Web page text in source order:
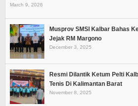
March 9, 2026
Musprov SMSI Kalbar Bahas
Jejak RM Margono
December 3, 2025
Resmi Dilantik Ketum Pelti
Tenis Di Kalimantan Barat
November 8, 2025